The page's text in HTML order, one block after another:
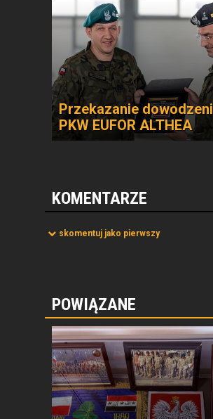
Przekazanie
PKW EUFOR ALTHEA
KOMENTARZE
skomentuj jako pierwszy
POWIĄZANE